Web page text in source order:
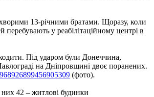
13-річними братами. Щоразу, коли
перебувають у реабілітаційному центрі в
Під ударом були Донеччина,
на Дніпровщині двоє поранених.
(фото).
них 42 – житлові будинки